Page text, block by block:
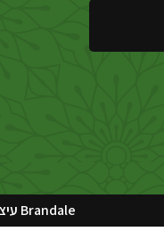
Brandale עיצוב ובניית אתרים